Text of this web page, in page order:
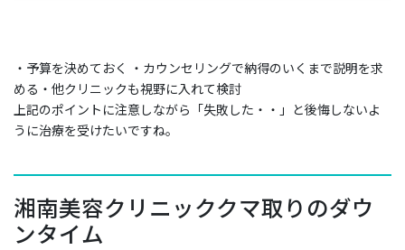
・予算を決めておく ・カウンセリングで納得のいくまで説明を求
める・他クリニックも視野に入れて検討
上記のポイントに注意しながら「失敗した・・」と後悔しないよ
うに治療を受けたいですね。
湘南美容クリニッククマ取りのダウ
ンタイム